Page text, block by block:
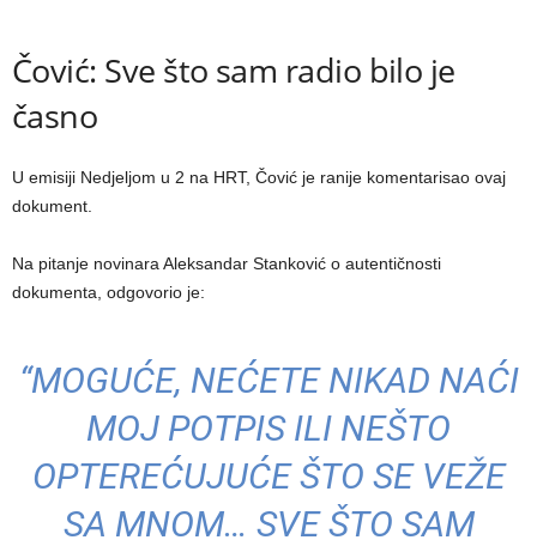
Čović: Sve što sam radio bilo je
časno
U emisiji Nedjeljom u 2 na HRT, Čović je ranije komentarisao ovaj
dokument.
Na pitanje novinara Aleksandar Stanković o autentičnosti
dokumenta, odgovorio je:
“MOGUĆE, NEĆETE NIKAD NAĆI
MOJ POTPIS ILI NEŠTO
OPTEREĆUJUĆE ŠTO SE VEŽE
SA MNOM… SVE ŠTO SAM